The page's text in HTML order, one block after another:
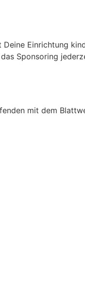
Einrichtung
Sponsoring
mit dem